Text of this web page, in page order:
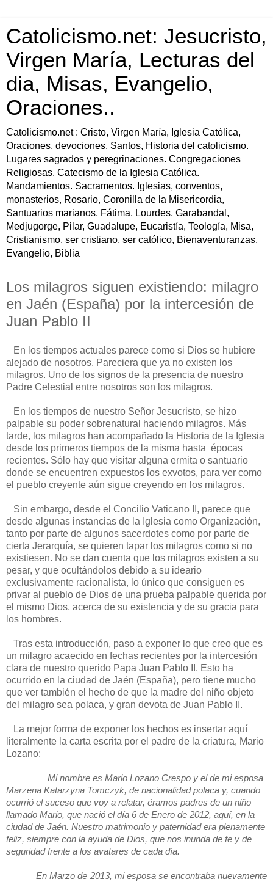
Catolicismo.net: Jesucristo,
Virgen María, Lecturas del
dia, Misas, Evangelio,
Oraciones..
Catolicismo.net : Cristo, Virgen María, Iglesia Católica,
Oraciones, devociones, Santos, Historia del catolicismo.
Lugares sagrados y peregrinaciones. Congregaciones
Religiosas. Catecismo de la Iglesia Católica.
Mandamientos. Sacramentos. Iglesias, conventos,
monasterios, Rosario, Coronilla de la Misericordia,
Santuarios marianos, Fátima, Lourdes, Garabandal,
Medjugorge, Pilar, Guadalupe, Eucaristía, Teología, Misa,
Cristianismo, ser cristiano, ser católico, Bienaventuranzas,
Evangelio, Biblia
Los milagros siguen existiendo: milagro
en Jaén (España) por la intercesión de
Juan Pablo II
En los tiempos actuales parece como si Dios se hubiere
alejado de nosotros. Pareciera que ya no existen los
milagros. Uno de los signos de la presencia de nuestro
Padre Celestial entre nosotros son los milagros.
En los tiempos de nuestro Señor Jesucristo, se hizo
palpable su poder sobrenatural haciendo milagros. Más
tarde, los milagros han acompañado la Historia de la Iglesia
desde los primeros tiempos de la misma hasta épocas
recientes. Sólo hay que visitar alguna ermita o santuario
donde se encuentren expuestos los exvotos, para ver como
el pueblo creyente aún sigue creyendo en los milagros.
Sin embargo, desde el Concilio Vaticano II, parece que
desde algunas instancias de la Iglesia como Organización,
tanto por parte de algunos sacerdotes como por parte de
cierta Jerarquía, se quieren tapar los milagros como si no
existiesen. No se dan cuenta que los milagros existen a su
pesar, y que ocultándolos debido a su ideario
exclusivamente racionalista, lo único que consiguen es
privar al pueblo de Dios de una prueba palpable querida por
el mismo Dios, acerca de su existencia y de su gracia para
los hombres.
Tras esta introducción, paso a exponer lo que creo que es
un milagro acaecido en fechas recientes por la intercesión
clara de nuestro querido Papa Juan Pablo II. Esto ha
ocurrido en la ciudad de Jaén (España), pero tiene mucho
que ver también el hecho de que la madre del niño objeto
del milagro sea polaca, y gran devota de Juan Pablo II.
La mejor forma de exponer los hechos es insertar aquí
literalmente la carta escrita por el padre de la criatura, Mario
Lozano:
Mi nombre es Mario Lozano Crespo y el de mi esposa
Marzena Katarzyna Tomczyk, de nacionalidad polaca y, cuando
ocurrió el suceso que voy a relatar, éramos padres de un niño
llamado Mario, que nació el día 6 de Enero de 2012, aquí, en la
ciudad de Jaén. Nuestro matrimonio y paternidad era plenamente
feliz, siempre con la ayuda de Dios, que nos inunda de fe y de
seguridad frente a los avatares de cada día.
En Marzo de 2013, mi esposa se encontraba nuevamente